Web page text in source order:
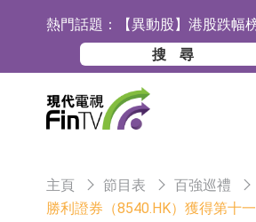
熱門話題： 【異動股】港股跌幅
(08611.HK)跌21.43%
(06162.HK)跌18.44%
【異動股】港股漲幅
團控股(01271.HK)漲
科技(02261.HK)漲
斯迪克：公司為國內
材料供應商
恒瑞醫藥：公司已在
目標客戶的測試認證
上期所：7月份對11
主頁 節目表
百強巡禮
勝利證券（8540.HK）獲得第十